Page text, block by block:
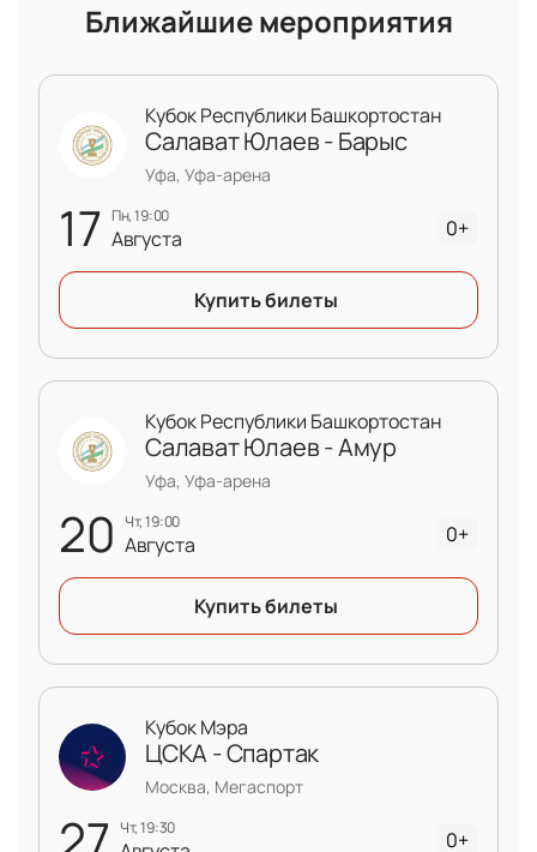
Ближайшие мероприятия
17 пн, 19:00
Августа
Кубок Республики Башкортостан
Салават Юлаев - Барыс
Уфа, Уфа-арена
0+
Купить билеты
20 чт, 19:00
Августа
Кубок Республики Башкортостан
Салават Юлаев - Амур
Уфа, Уфа-арена
0+
Купить билеты
чт, 19:30
Кубок Мэра
ЦСКА - Спартак
Москва, Мегаспорт
0+